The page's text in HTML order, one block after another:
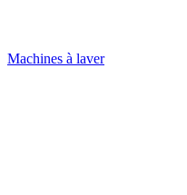
Machines à laver